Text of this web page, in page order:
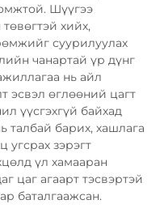
Шүүгээ
хийх,
суурилуулах
чанартай үр дүнг
нь айл
эсвэл өглөөний цагт
үүсгэхгүй байхад
талбай барих, хашлага
угсрах зэрэгт
үл хамааран
цаг агаарт тэсвэртэй
баталгаажсан.